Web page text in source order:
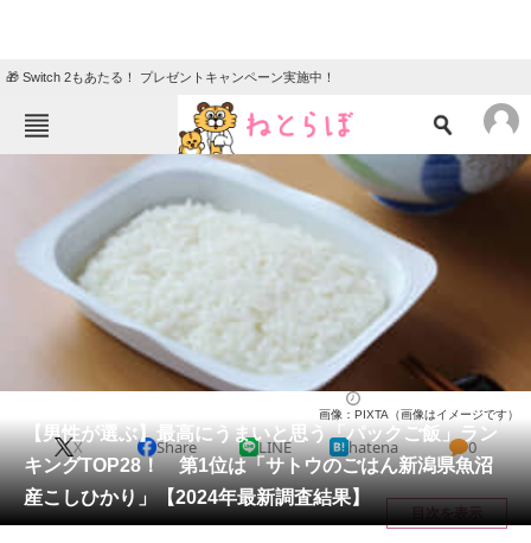
🎁 Switch 2もあたる！ プレゼントキャンペーン実施中！
ねとらぼメニュー
ニュース
エンタメ
グルメ 地域
教育・育児
リサーチ
会員記事
メディア
注目記事を集めた総合ページ
【男性が選ぶ】最高にうまいと思う「パックご飯」ラン
キングTOP28！ 第1位は「サトウのごはん新潟県魚沼
産こしひかり」【2024年最新調査結果】
画像：PIXTA（画像はイメージです）
X Share LINE hatena 0
目次を表示